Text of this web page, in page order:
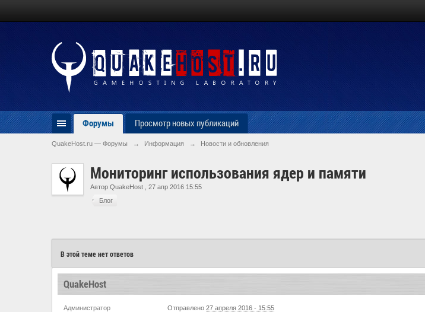
Просмотр новых публикаций
Форумы
QuakeHost.ru — Форумы → Информация → Новости и обновления
Мониторинг использования ядер и памяти
АвторQuakeHost ,27 апр 2016 15:55
Блог
В этой теме нет ответов
QuakeHost
Администратор Отправлено27 апреля 2016 - 15:55